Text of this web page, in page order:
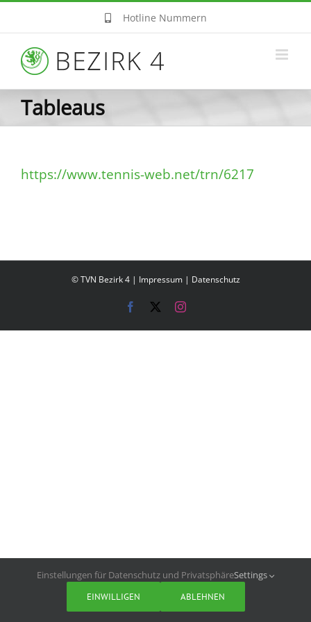
Inhalt
springen
Hotline Nummern
Tableaus
https://www.tennis-web.net/trn/6217
© TVN Bezirk 4 | Impressum| Datenschutz
Facebook Instagram
Einstellungen für Datenschutz und PrivatsphäreSettings
EINWILLIGEN ABLEHNEN